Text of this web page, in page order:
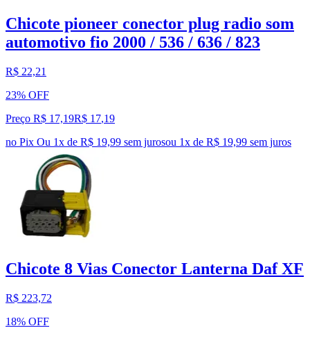
Chicote pioneer conector plug radio som
automotivo fio 2000 / 536 / 636 / 823
R$ 22,21
23% OFF
Preço R$ 17,19R$ 17,19
no Pix Ou 1x de R$ 19,99 sem jurosou 1x de R$ 19,99 sem juros
Chicote 8 Vias Conector Lanterna Daf XF
R$ 223,72
18% OFF